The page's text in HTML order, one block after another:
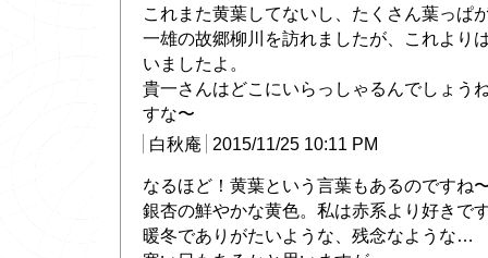
これまた黄葉してないし、たくさん葉っぱ
一雄の故郷柳川を訪れましたが、これより
いましたよ。
貴一さんはどこにいらっしゃるんでしょう
すな〜
白秋庵
2015/11/25 10:11 PM
なるほど！黄葉という言葉もあるのですね
銀杏の鮮やかな黄色。私は赤系より好きで
暖冬でありがたいような、残念なような…